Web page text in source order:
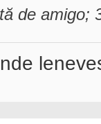
de amigo;